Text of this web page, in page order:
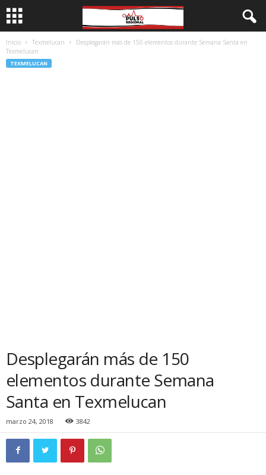
Inicio Texmelucan
Desplegarán más de 150 elementos durante Semana Santa en
Texmelucan
TEXMELUCAN
Desplegarán más de 150
elementos durante Semana
Santa en Texmelucan
marzo 24, 2018 3842